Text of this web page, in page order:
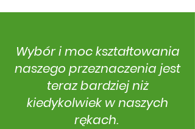
Wybór i moc kształtowania
naszego przeznaczenia jest
teraz bardziej niż
kiedykolwiek w naszych
rękach.